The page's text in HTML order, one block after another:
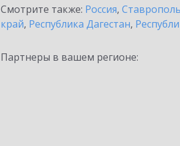
Смотрите также: Россия,
край, Республика Дагестан,
Партнеры в вашем регионе: